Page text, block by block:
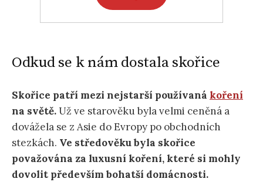
Odkud se k nám dostala skořice
Skořice patří mezi nejstarší používaná koření
na světě.Už ve starověku byla velmi ceněná a
dovážela se z Asie do Evropy po obchodních
stezkách. Ve středověku byla skořice
považována za luxusní koření, které si mohly
dovolit především bohatší domácnosti.